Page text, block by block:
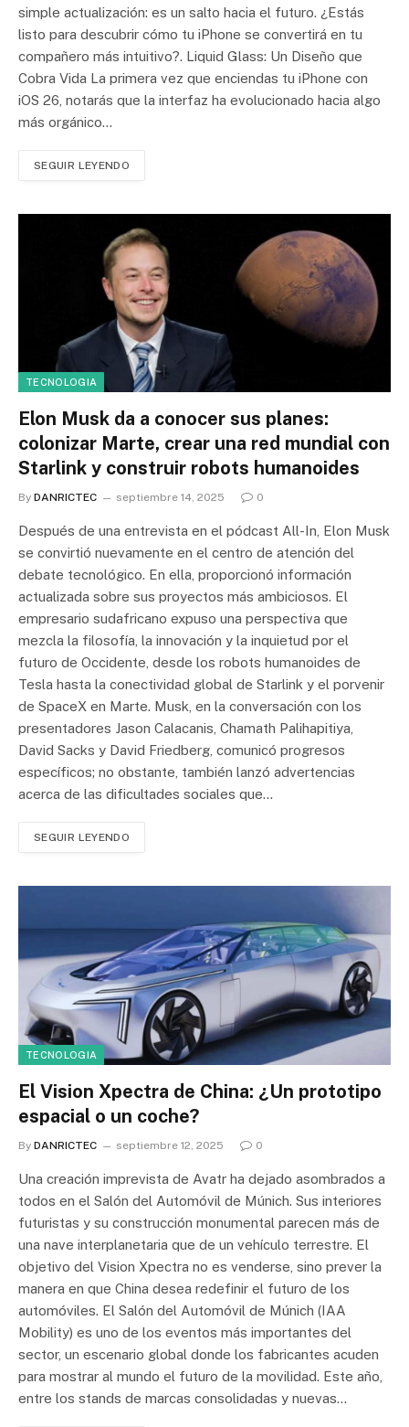
simple actualización: es un salto hacia el futuro. ¿Estás
listo para descubrir cómo tu iPhone se convertirá en tu
compañero más intuitivo?. Liquid Glass: Un Diseño que
Cobra Vida La primera vez que enciendas tu iPhone con
iOS 26, notarás que la interfaz ha evolucionado hacia algo
más orgánico…
SEGUIR LEYENDO
TECNOLOGIA
Elon Musk da a conocer sus planes:
colonizar Marte, crear una red mundial con
Starlink y construir robots humanoides
By DANRICTEC septiembre 14, 2025 0
Después de una entrevista en el pódcast All-In, Elon Musk
se convirtió nuevamente en el centro de atención del
debate tecnológico. En ella, proporcionó información
actualizada sobre sus proyectos más ambiciosos. El
empresario sudafricano expuso una perspectiva que
mezcla la filosofía, la innovación y la inquietud por el
futuro de Occidente, desde los robots humanoides de
Tesla hasta la conectividad global de Starlink y el porvenir
de SpaceX en Marte. Musk, en la conversación con los
presentadores Jason Calacanis, Chamath Palihapitiya,
David Sacks y David Friedberg, comunicó progresos
específicos; no obstante, también lanzó advertencias
acerca de las dificultades sociales que…
SEGUIR LEYENDO
TECNOLOGIA
El Vision Xpectra de China: ¿Un prototipo
espacial o un coche?
By DANRICTEC septiembre 12, 2025 0
Una creación imprevista de Avatr ha dejado asombrados a
todos en el Salón del Automóvil de Múnich. Sus interiores
futuristas y su construcción monumental parecen más de
una nave interplanetaria que de un vehículo terrestre. El
objetivo del Vision Xpectra no es venderse, sino prever la
manera en que China desea redefinir el futuro de los
automóviles. El Salón del Automóvil de Múnich (IAA
Mobility) es uno de los eventos más importantes del
sector, un escenario global donde los fabricantes acuden
para mostrar al mundo el futuro de la movilidad. Este año,
entre los stands de marcas consolidadas y nuevas…